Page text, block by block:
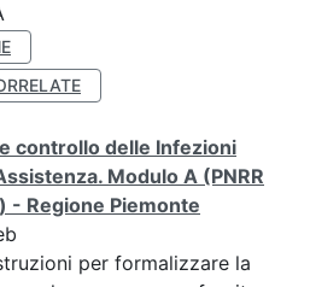
controllo delle Infezioni
Modulo A (PNRR
- Regione Piemonte
per formalizzare la